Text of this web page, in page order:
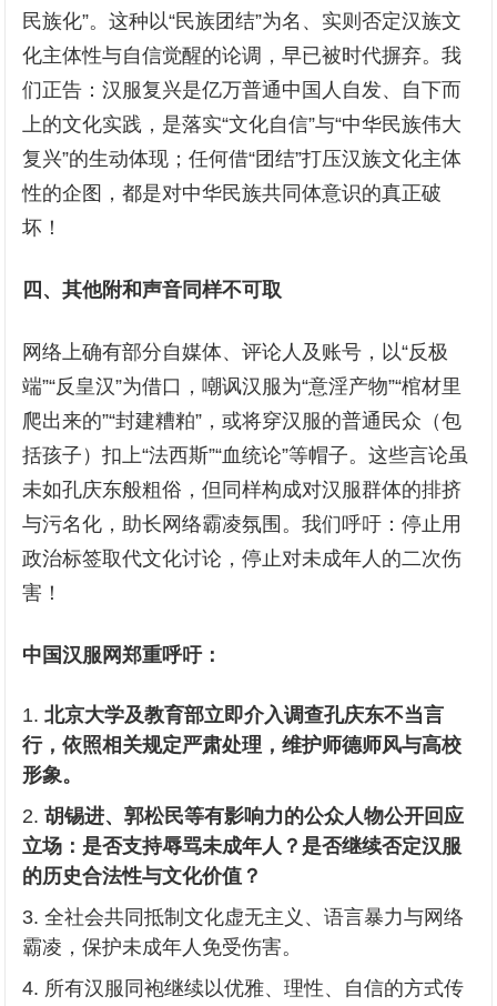
民族化”。这种以“民族团结”为名、实则否定汉族文
化主体性与自信觉醒的论调，早已被时代摒弃。我
们正告：汉服复兴是亿万普通中国人自发、自下而
上的文化实践，是落实“文化自信”与“中华民族伟大
复兴”的生动体现；任何借“团结”打压汉族文化主体
性的企图，都是对中华民族共同体意识的真正破
坏！
四、其他附和声音同样不可取
网络上确有部分自媒体、评论人及账号，以“反极
端”“反皇汉”为借口，嘲讽汉服为“意淫产物”“棺材里
爬出来的”“封建糟粕”，或将穿汉服的普通民众（包
括孩子）扣上“法西斯”“血统论”等帽子。这些言论虽
未如孔庆东般粗俗，但同样构成对汉服群体的排挤
与污名化，助长网络霸凌氛围。我们呼吁：停止用
政治标签取代文化讨论，停止对未成年人的二次伤
害！
中国汉服网郑重呼吁：
北京大学及教育部立即介入调查孔庆东不当言
行，依照相关规定严肃处理，维护师德师风与高校
形象。
胡锡进、郭松民等有影响力的公众人物公开回应
立场：是否支持辱骂未成年人？是否继续否定汉服
的历史合法性与文化价值？
全社会共同抵制文化虚无主义、语言暴力与网络
霸凌，保护未成年人免受伤害。
所有汉服同袍继续以优雅、理性、自信的方式传